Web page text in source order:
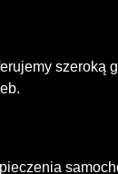
szeroką